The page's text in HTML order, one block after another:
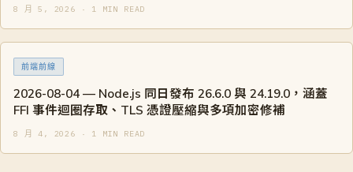
8 月 5, 2026 · 1 MIN READ
前端前線
2026-08-04 — Node.js 同日發布 26.6.0 與 24.19.0，涵蓋
FFI 事件迴圈存取、TLS 憑證壓縮與多項加密修補
8 月 4, 2026 · 1 MIN READ